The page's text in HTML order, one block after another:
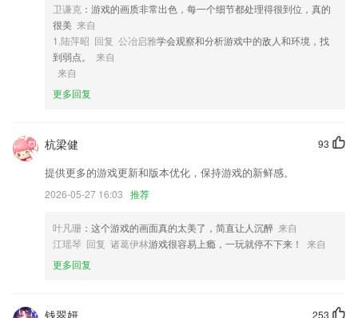
录取数据，专业数据和入学计划都覆盖了整整五年的全国百万实际数据，
而没有浪费任何一点。
5,◆ 真实用户分享：现在可以发视频、音频、图文啦，随时记录，即时
分享，还有更多同行小伙伴一起互动！
6,专业引擎扫描，效果优于同行5倍以上，辞别手机空间缺乏的困扰。
1.线上培训，企业中使用线上培训，然后很好的练习，很好的记录学习内
容
2.为解决中国传统教育中工作生涯规划的缺失，
3.软件为完全免费软件，用户可放心使用。
4.·为了让学习不再变得枯燥，让孩子爱上学习，所以采用了游戏教学方
5.：专属教务老师全天候服务，步步指导，学习、考试相关问题不懂就问
卫谦克 ：游戏的画质非常出色，每一个细节都处理得很到位，真的
很美 来自
1.陆萍昭 回复 公冶启雅学会观察和分析游戏中的敌人和环境，找
到弱点。
来自
来自
更多回复
93
杭梁健
提供更多的游戏更新和版本优化，保持游戏的新鲜感。
2026-05-27 16:03 推荐
叶凡珊 ：这个游戏的画面真的太美了，简直让人沉醉 来自
江瑶琴 回复 诸葛伊林游戏很容易上瘾，一玩就停不下来！
来自
更多回复
253
钱翠妍